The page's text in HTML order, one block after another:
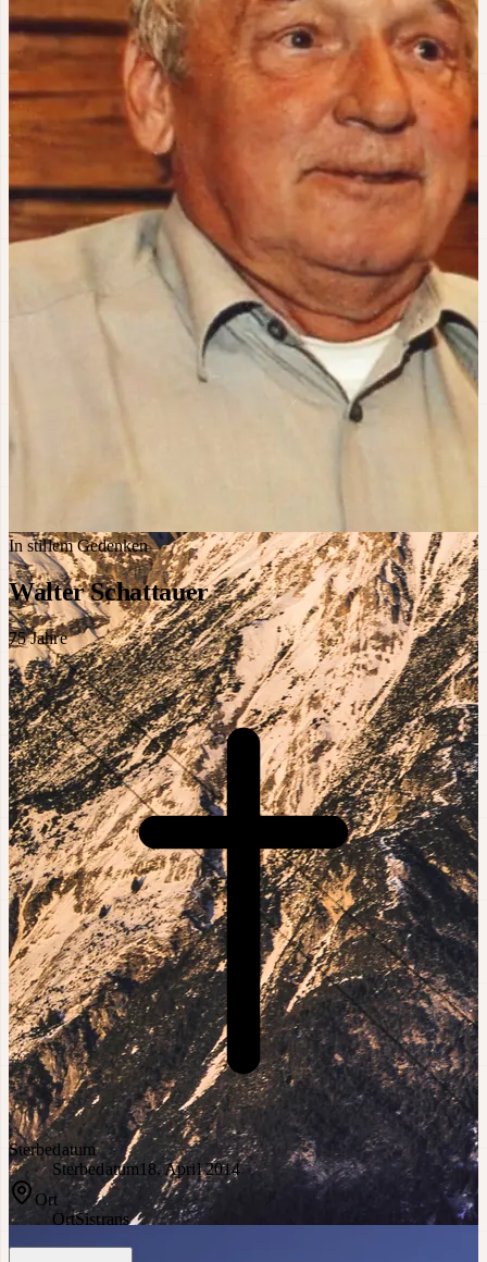
In stillem Gedenken
Walter Schattauer
75Jahre
Sterbedatum
Sterbedatum18. April 2014
Ort
OrtSistrans